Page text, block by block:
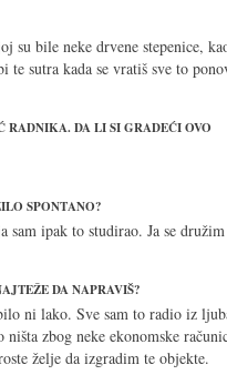
su bile neke drvene stepenice,
sutra kada se vratiš sve to
RADNIKA. DA LI SI GRADEĆI OVO
SPONTANO?
ipak to studirao. Ja se družim
DA NAPRAVIŠ?
ni lako. Sve sam to radio iz
zbog neke ekonomske
želje da izgradim te objekte.